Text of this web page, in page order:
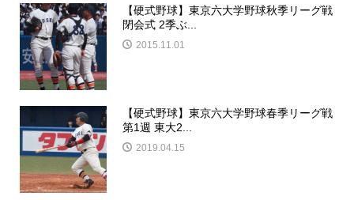
【硬式野球】東京六大学野球秋季リーグ戦
閉会式 2季ぶ...
2015.11.01
【硬式野球】東京六大学野球春季リーグ戦
第1週 東大2...
2019.04.15